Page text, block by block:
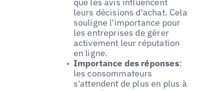
que les avis influencent
leurs décisions d'achat. Cela
souligne l'importance pour
les entreprises de gérer
activement leur réputation
en ligne.
Importance des réponses:
les consommateurs
s'attendent de plus en plus à